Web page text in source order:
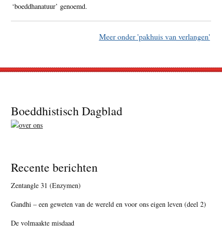
‘boeddhanatuur’ genoemd.
Meer onder 'pakhuis van verlangen'
Footer
Boeddhistisch Dagblad
Recente berichten
Zentangle 31 (Enzymen)
Gandhi – een geweten van de wereld en voor ons eigen leven (deel 2)
De volmaakte misdaad